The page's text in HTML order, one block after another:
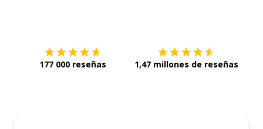
177 000 reseñas 1,47 millones de reseñas